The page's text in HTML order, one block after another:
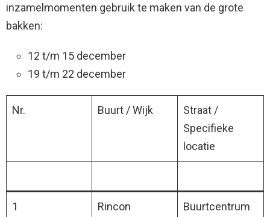
inzamelmomenten gebruik te maken van de grote
bakken:
12 t/m 15 december
19 t/m 22 december
Nr. Buurt / Wijk
Straat /
Specifieke
locatie
1 Rincon
Buurtcentrum